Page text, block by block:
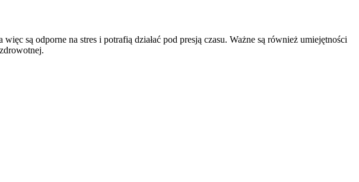
są odporne na stres i potrafią działać pod presją czasu. Ważne są również umiejętności